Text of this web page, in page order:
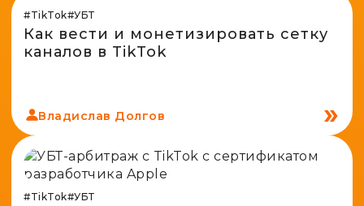
Адалт
Вайты
Проверка анонимности
Конвертер cookies
#TikTok#УБТ
Как вести и монетизировать сетку
каналов в TikTok
Владислав Долгов
#TikTok#УБТ